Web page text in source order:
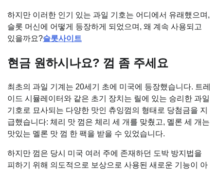
하지만 이러한 인기 있는 과일 기호는 어디에서 유래했으며,
슬롯 머신에 어떻게 등장하게 되었으며, 왜 계속 사용되고
있을까요?슬롯사이트
현금 원하시나요? 껌 좀 주세요
최초의 과일 기계는 20세기 초에 미국에 등장했습니다. 트레
이드 시뮬레이터와 같은 초기 장치는 릴에 있는 승리한 과일
기호로 묘사되는 다양한 맛인 츄잉껌의 형태로 당첨금을 지
급했습니다: 체리 맛 껌은 체리 세 개를 맞췄고, 멜론 세 개는
맛있는 멜론 맛 껌 한 팩을 받을 수 있었습니다.
하지만 껌은 당시 미국 여러 주에 존재하던 도박 방지법을
피하기 위해 의도적으로 보상으로 사용된 새로운 기능이 아